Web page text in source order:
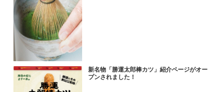
新名物「勝運太郎棒カツ」紹介ページがオー
プンされました！